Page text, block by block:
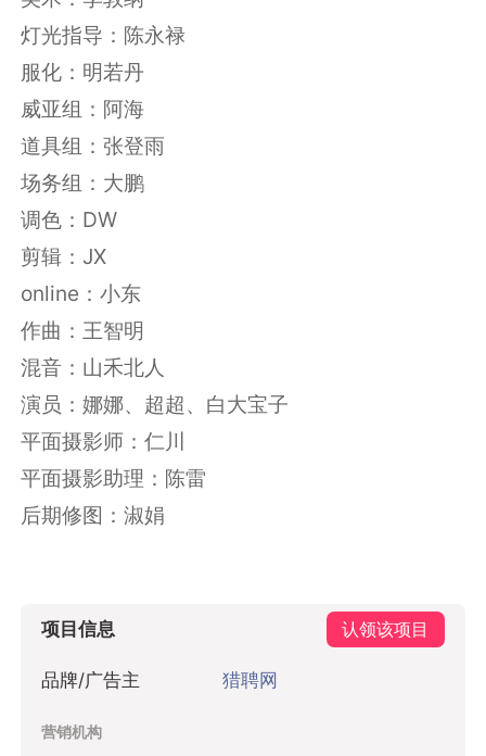
执行导演：罗心悦
摄影指导：刘派
美术：李敦纲
灯光指导：陈永禄
服化：明若丹
威亚组：阿海
道具组：张登雨
场务组：大鹏
调色：DW
剪辑：JX
online：小东
作曲：王智明
混音：山禾北人
演员：娜娜、超超、白大宝子
后期修图：淑娟
项目信息